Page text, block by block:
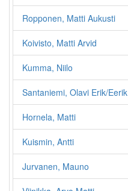
Ropponen, Matti Aukusti
Koivisto, Matti Arvid
Kumma, Niilo
Santaniemi, Olavi Erik/Eerik
Hornela, Matti
Kuismin, Antti
Jurvanen, Mauno